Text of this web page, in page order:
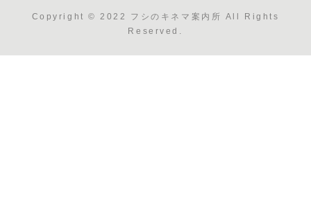
Copyright © 2022 フシのキネマ案内所 All Rights
Reserved.